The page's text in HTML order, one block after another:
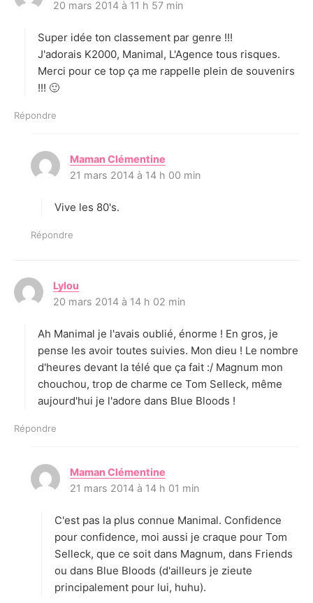
i
:
20 mars 2014 à 11 h 57 min
Super idée ton classement par genre !!!
J'adorais K2000, Manimal, L'Agence tous risques.
Merci pour ce top ça me rappelle plein de souvenirs
!!! 🙂
Répondre
Maman Clémentine
21 mars 2014 à 14 h 00 min
Vive les 80's.
Répondre
Lylou
i
:
20 mars 2014 à 14 h 02 min
Ah Manimal je l'avais oublié, énorme ! En gros, je
pense les avoir toutes suivies. Mon dieu ! Le nombre
d'heures devant la télé que ça fait :/ Magnum mon
chouchou, trop de charme ce Tom Selleck, même
aujourd'hui je l'adore dans Blue Bloods !
Répondre
Maman Clémentine
:
21 mars 2014 à 14 h 01 min
C'est pas la plus connue Manimal. Confidence
pour confidence, moi aussi je craque pour Tom
Selleck, que ce soit dans Magnum, dans Friends
ou dans Blue Bloods (d'ailleurs je zieute
principalement pour lui, huhu).